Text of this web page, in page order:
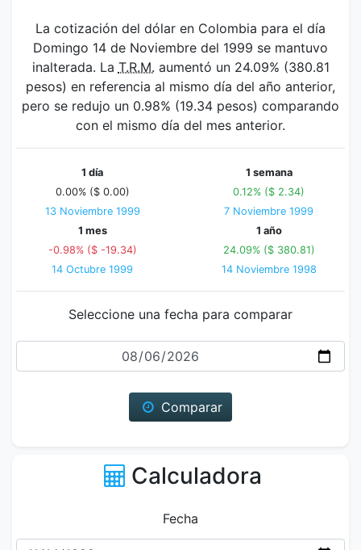
La cotización del dólar en Colombia para el día
Domingo 14 de Noviembre del 1999 se mantuvo
inalterada. La T.R.M. aumentó un 24.09% (380.81
pesos) en referencia al mismo día del año anterior,
pero se redujo un 0.98% (19.34 pesos) comparando
con el mismo día del mes anterior.
1 día
0.00% ($ 0.00)
13 Noviembre 1999
1 semana
0.12% ($ 2.34)
7 Noviembre 1999
1 mes
-0.98% ($ -19.34)
14 Octubre 1999
1 año
24.09% ($ 380.81)
14 Noviembre 1998
Seleccione una fecha para comparar
Fecha
Comparar
Calculadora
Fecha